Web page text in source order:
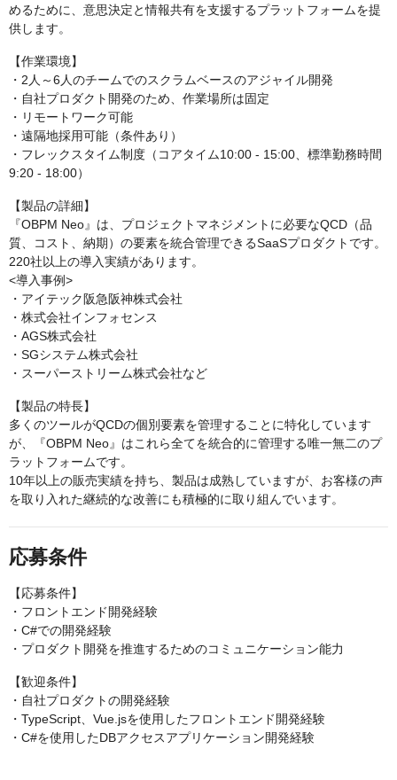
めるために、意思決定と情報共有を支援するプラットフォームを提
供します。
【作業環境】
・2人～6人のチームでのスクラムベースのアジャイル開発
・自社プロダクト開発のため、作業場所は固定
・リモートワーク可能
・遠隔地採用可能（条件あり）
・フレックスタイム制度（コアタイム10:00 - 15:00、標準勤務時間
9:20 - 18:00）
【製品の詳細】
『OBPM Neo』は、プロジェクトマネジメントに必要なQCD（品
質、コスト、納期）の要素を統合管理できるSaaSプロダクトです。
220社以上の導入実績があります。
<導入事例>
・アイテック阪急阪神株式会社
・株式会社インフォセンス
・AGS株式会社
・SGシステム株式会社
・スーパーストリーム株式会社など
【製品の特長】
多くのツールがQCDの個別要素を管理することに特化しています
が、『OBPM Neo』はこれら全てを統合的に管理する唯一無二のプ
ラットフォームです。
10年以上の販売実績を持ち、製品は成熟していますが、お客様の声
を取り入れた継続的な改善にも積極的に取り組んでいます。
応募条件
【応募条件】
・フロントエンド開発経験
・C#での開発経験
・プロダクト開発を推進するためのコミュニケーション能力
【歓迎条件】
・自社プロダクトの開発経験
・TypeScript、Vue.jsを使用したフロントエンド開発経験
・C#を使用したDBアクセスアプリケーション開発経験